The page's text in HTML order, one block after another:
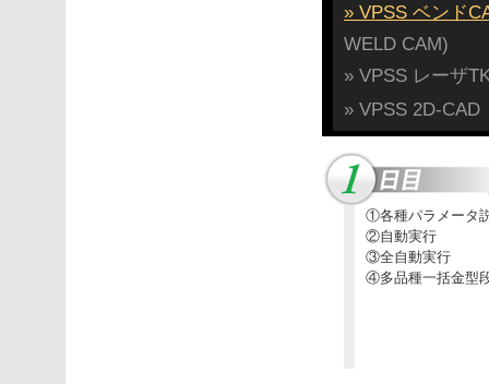
» VPSS ベンド
WELD CAM)
» VPSS レーザ
» VPSS 2D-CAD
①各種パラメータ
②自動実行
③全自動実行
④多品種一括金型